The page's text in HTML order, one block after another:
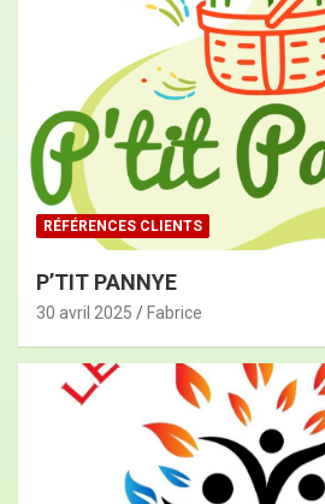
RÉFÉRENCES CLIENTS
P’TIT PANNYE
30 avril 2025 Fabrice